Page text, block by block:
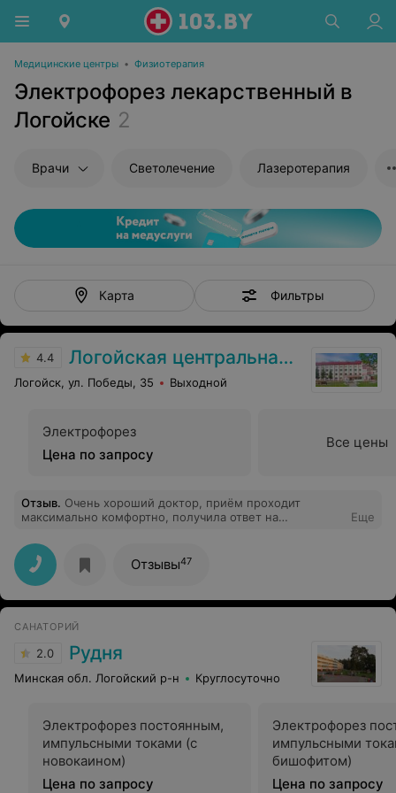
Медицинские центры • Физиотерапия
Электрофорез лекарственный в
Логойске 2
Врачи Светолечение Лазеротерапия
Карта Фильтры
4.4 Логойская центральная районная больница
Логойск, ул. Победы, 35 Выходной
Электрофорез
Цена по запросу
Все цены
Отзыв. Очень хороший доктор, приём проходит
максимально комфортно, получила ответ на
детьми, 100% доверия, расположила к себе,
объяснила, ни капли страха не было. Девочки 10 и 6
лет.
Еще
Отзывы47
САНАТОРИЙ
2.0 Рудня
Минская обл. Логойский р-н Круглосуточно
Электрофорез постоянным,
импульсными токами (с
новокаином)
Цена по запросу
Электрофорез
импульсными
бишофитом)
Цена по запросу